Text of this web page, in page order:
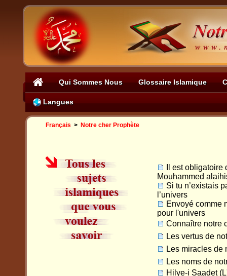
Qui Sommes Nous Glossaire Islamique
Langues
Français > Notre cher Prophète
Il est
Mouhammed
Si tu n’existais
l’univers
Envoyé comme
pour l'univers
Connaître notre
Les vertus de
Les miracles de
Les noms de
Hilye-i Saadet